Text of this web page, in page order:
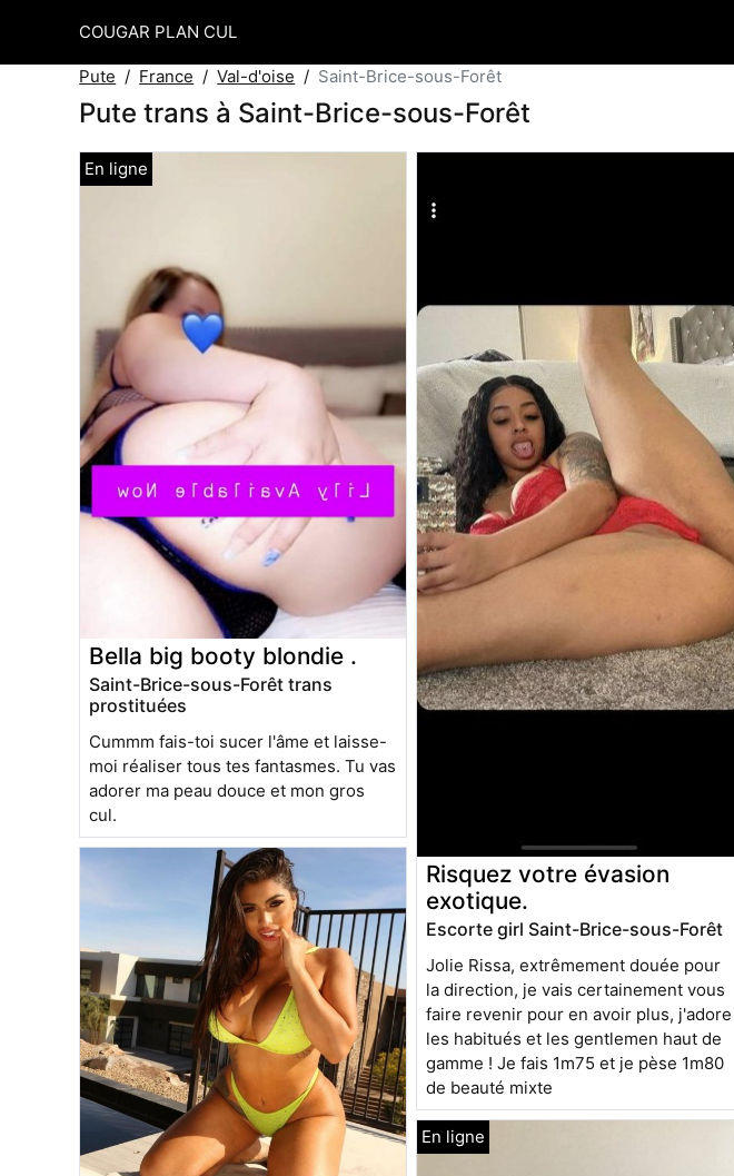
COUGAR PLAN CUL
Pute France Val-d'oise Saint-Brice-sous-Forêt
Pute trans à Saint-Brice-sous-Forêt
Bella big booty blondie .
Saint-Brice-sous-Forêt trans
prostituées
Cummm fais-toi sucer l'âme et laisse-
moi réaliser tous tes fantasmes. Tu vas
adorer ma peau douce et mon gros
cul.
Risquez votre évasion
exotique.
Escorte girl Saint-Brice-sous-Forêt
Jolie Rissa, extrêmement douée pour
la direction, je vais certainement vous
faire revenir pour en avoir plus, j'adore
les habitués et les gentlemen haut de
gamme ! Je fais 1m75 et je pèse 1m80
de beauté mixte